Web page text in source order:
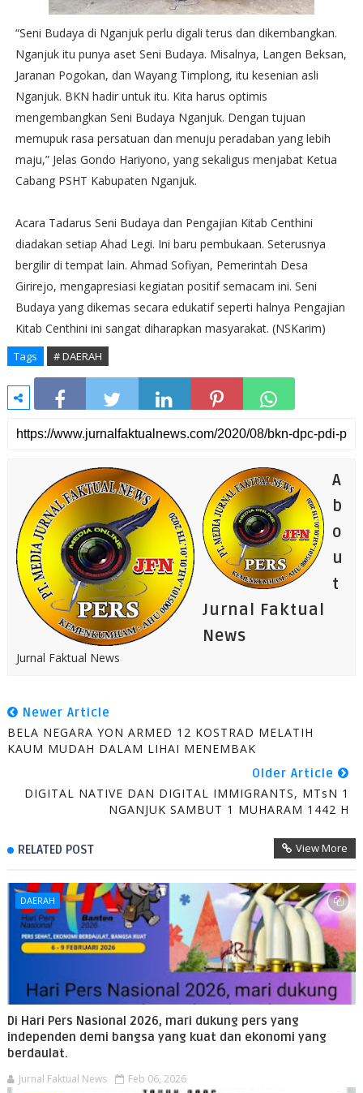
“Seni Budaya di Nganjuk perlu digali terus dan dikembangkan.
Nganjuk itu punya aset Seni Budaya. Misalnya, Langen Beksan,
Jaranan Pogokan, dan Wayang Timplong, itu kesenian asli
Nganjuk. BKN hadir untuk itu. Kita harus optimis
mengembangkan Seni Budaya Nganjuk. Dengan tujuan
memupuk rasa persatuan dan menuju peradaban yang lebih
maju,” Jelas Gondo Hariyono, yang sekaligus menjabat Ketua
Cabang PSHT Kabupaten Nganjuk.
Acara Tadarus Seni Budaya dan Pengajian Kitab Centhini
diadakan setiap Ahad Legi. Ini baru pembukaan. Seterusnya
bergilir di tempat lain. Ahmad Sofiyan, Pemerintah Desa
Girirejo, mengapresiasi kegiatan positif semacam ini. Seni
Budaya yang dikemas secara edukatif seperti halnya Pengajian
Kitab Centhini ini sangat diharapkan masyarakat. (NSKarim)
Tags # DAERAH
A
b
o
u
t
Jurnal Faktual
News
Jurnal Faktual News
Newer Article
BELA NEGARA YON ARMED 12 KOSTRAD MELATIH
KAUM MUDAH DALAM LIHAI MENEMBAK
Older Article
DIGITAL NATIVE DAN DIGITAL IMMIGRANTS, MTsN 1
NGANJUK SAMBUT 1 MUHARAM 1442 H
RELATED POST View More
DAERAH
Di Hari Pers Nasional 2026, mari dukung pers yang
independen demi bangsa yang kuat dan ekonomi yang
berdaulat.
Jurnal Faktual News Feb 06, 2026